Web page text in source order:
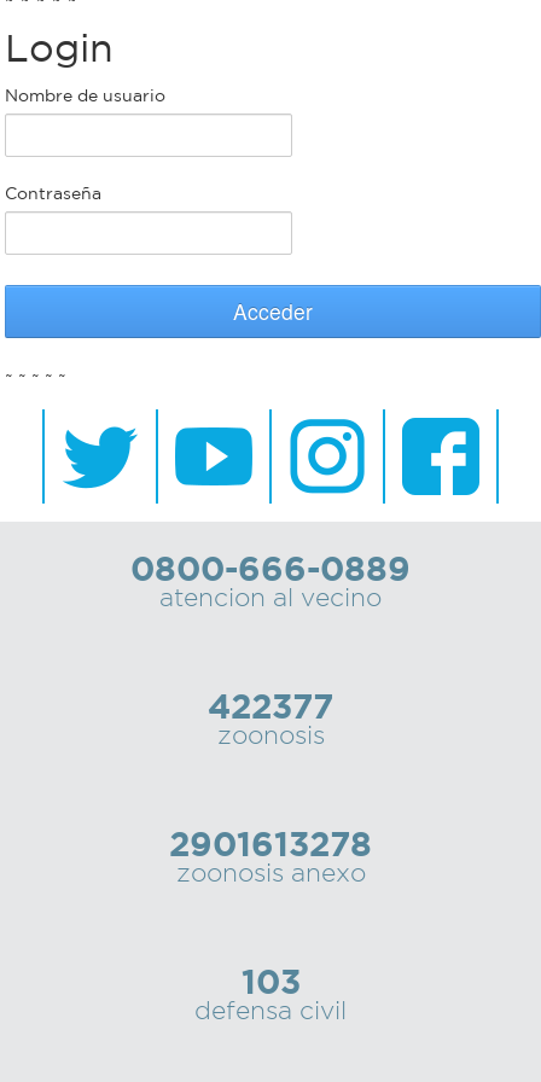
Bromatología
Rentas
Municipal
bondi
Recorrido
colectivos
Recarga
Personal
municipal
Login
Nombre de usuario
Contraseña
Acceder
~ ~ ~ ~ ~
0800-666-0889
atencion al vecino
422377
zoonosis
2901613278
zoonosis anexo
103
defensa civil